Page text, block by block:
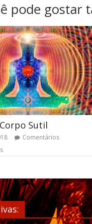
pode gostar
Sutil
Comentários